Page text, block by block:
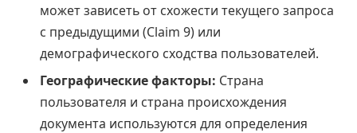
может зависеть от схожести текущего запроса
с предыдущими (Claim 9) или
демографического сходства пользователей.
Географические факторы: Страна
пользователя и страна происхождения
документа используются для определения